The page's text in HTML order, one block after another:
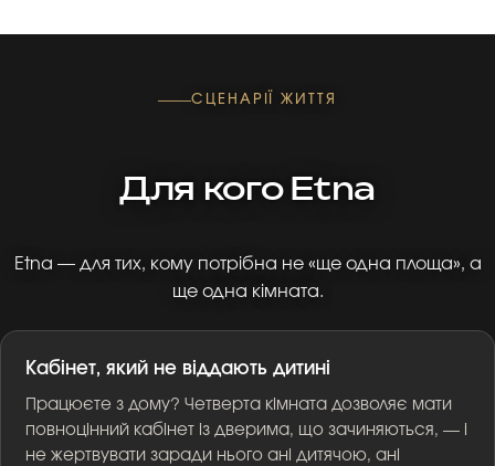
СЦЕНАРІЇ ЖИТТЯ
Для кого Etna
Etna — для тих, кому потрібна не «ще одна площа», а
ще одна кімната.
Кабінет, який не віддають дитині
Працюєте з дому? Четверта кімната дозволяє мати
повноцінний кабінет із дверима, що зачиняються, — і
не жертвувати заради нього ані дитячою, ані